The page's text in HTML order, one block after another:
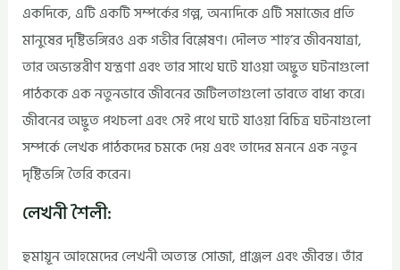
একদিকে, এটি একটি সম্পর্কের গল্প, অন্যদিকে এটি সমাজের প্রতি
মানুষের দৃষ্টিভঙ্গিরও এক গভীর বিশ্লেষণ। দৌলত শাহ’র জীবনযাত্রা,
তার অভ্যন্তরীণ যন্ত্রণা এবং তার সাথে ঘটে যাওয়া অদ্ভুত ঘটনাগুলো
পাঠককে এক নতুনভাবে জীবনের জটিলতাগুলো ভাবতে বাধ্য করে।
জীবনের অদ্ভুত পথচলা এবং সেই পথে ঘটে যাওয়া বিচিত্র ঘটনাগুলো
সম্পর্কে লেখক পাঠকদের চমকে দেয় এবং তাদের মননে এক নতুন
দৃষ্টিভঙ্গি তৈরি করেন।
লেখনী শৈলী:
হুমায়ূন আহমেদের লেখনী অত্যন্ত সোজা, প্রাঞ্জল এবং জীবন্ত। তাঁর